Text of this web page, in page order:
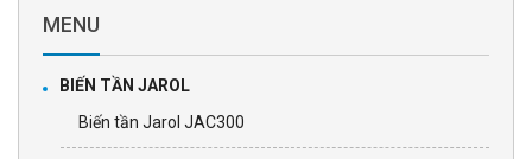
MENU
BIẾN TẦN JAROL
Biến tần Jarol JAC300